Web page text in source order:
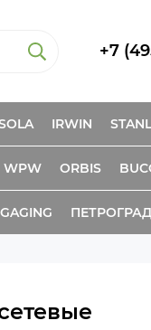
+7
IRWIN
WPW ORBIS